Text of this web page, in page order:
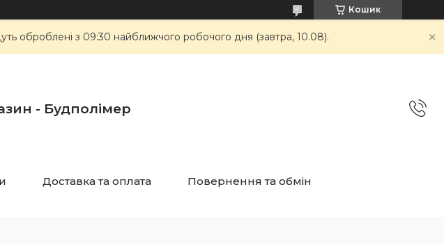
Кошик
оброблені з 09:30 найближчого робочого дня (завтра, 10.08).
- Будполімер
Доставка та оплата Повернення та обмін